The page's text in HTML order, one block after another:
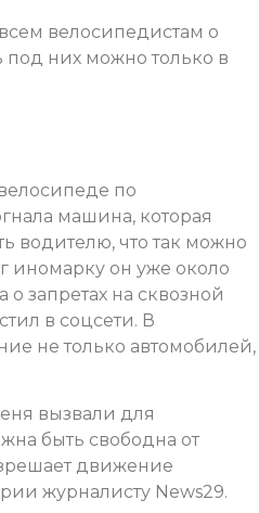
велосипедистам о
них можно только в
по
машина, которая
водителю, что так можно
иномарку он уже около
запретах на сквозной
в соцсети. В
не только автомобилей,
вызвали для
быть свободна от
движение
журналисту News29.